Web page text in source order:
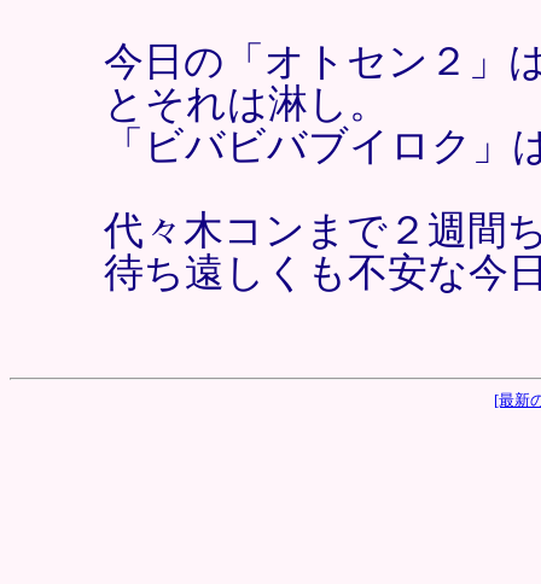
今日の「オトセン２」
とそれは淋し。
「ビバビバブイロク
代々木コンまで２週間
待ち遠しくも不安な今
[最新